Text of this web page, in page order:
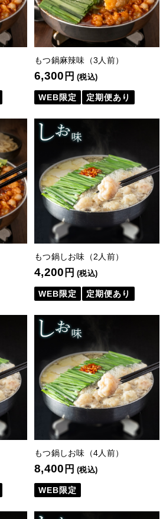
もつ鍋麻辣味（3人前）
6,300 円 (税込)
WEB限定 定期便あり
もつ鍋しお味（2人前）
4,200 円 (税込)
WEB限定 定期便あり
もつ鍋しお味（4人前）
8,400 円 (税込)
WEB限定